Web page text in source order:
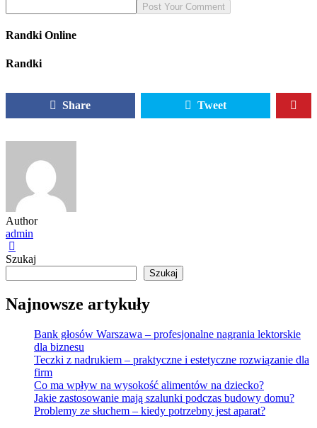
Randki Online
Randki
Share Tweet
Author
admin
Szukaj
Szukaj
Najnowsze artykuły
Bank głosów Warszawa – profesjonalne nagrania lektorskie
dla biznesu
Teczki z nadrukiem – praktyczne i estetyczne rozwiązanie dla
firm
Co ma wpływ na wysokość alimentów na dziecko?
Jakie zastosowanie mają szalunki podczas budowy domu?
Problemy ze słuchem – kiedy potrzebny jest aparat?